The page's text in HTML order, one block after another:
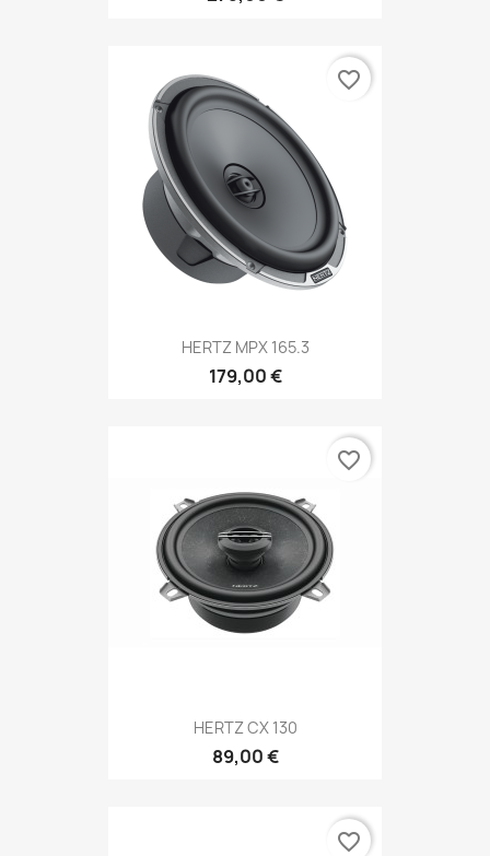
HERTZ MPX 165.3
179,00 €
favorite_border
HERTZ CX 130
89,00 €
favorite_border
favorite_border